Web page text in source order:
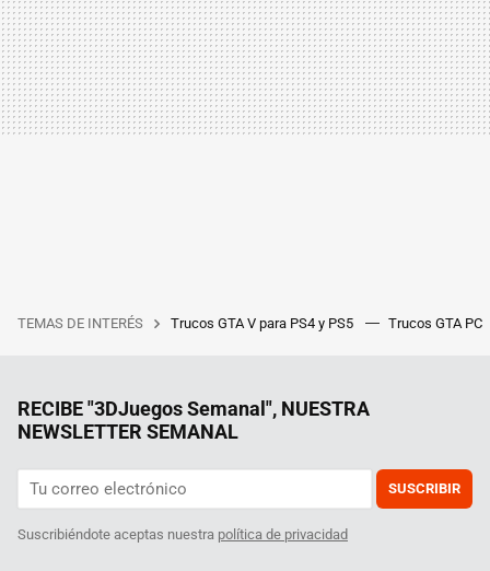
TEMAS DE INTERÉS Trucos GTA V para PS4 y PS5 Trucos GTA PC
RECIBE "3DJuegos Semanal", NUESTRA
NEWSLETTER SEMANAL
SUSCRIBIR
Suscribiéndote aceptas nuestra política de privacidad